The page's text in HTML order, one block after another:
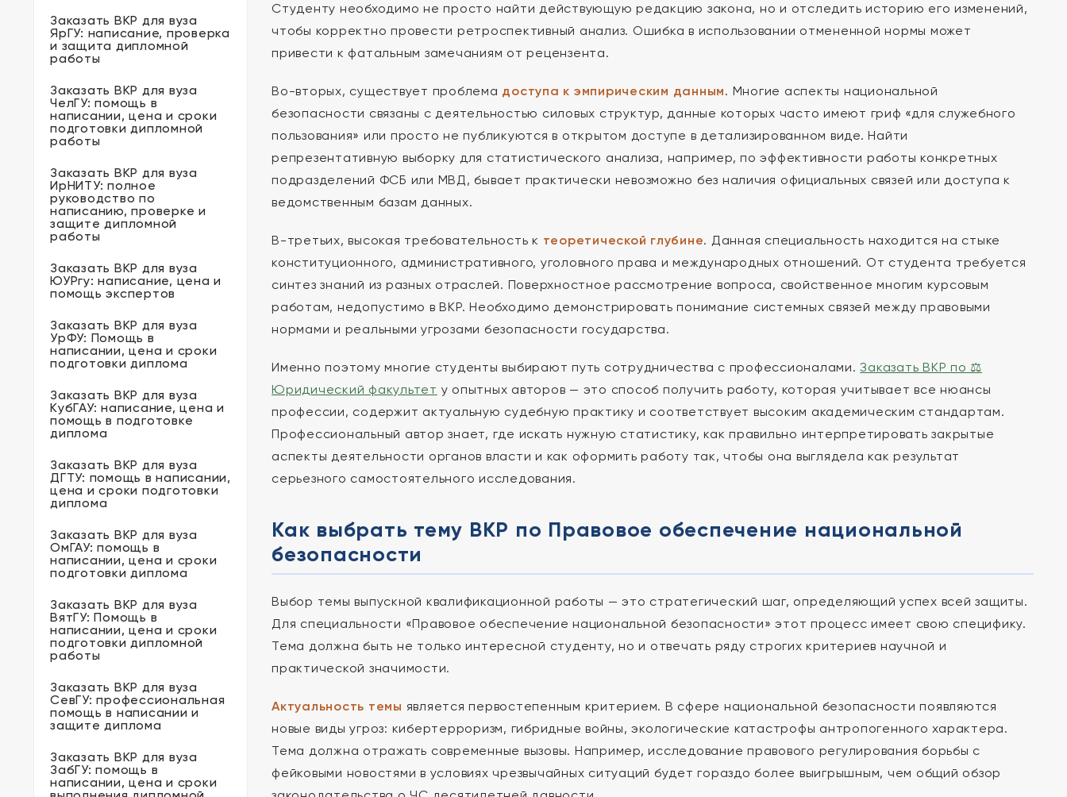
Заказать ВКР для вуза
ЯрГУ: написание, проверка
и защита дипломной
работы
Заказать ВКР для вуза
ЧелГУ: помощь в
написании, цена и сроки
подготовки дипломной
работы
Заказать ВКР для вуза
ИрНИТУ: полное
руководство по
написанию, проверке и
защите дипломной
работы
Заказать ВКР для вуза
ЮУРгу: написание, цена и
помощь экспертов
Заказать ВКР для вуза
УрФУ: Помощь в
написании, цена и сроки
подготовки диплома
Заказать ВКР для вуза
КубГАУ: написание, цена и
помощь в подготовке
диплома
Заказать ВКР для вуза
ДГТУ: помощь в написании,
цена и сроки подготовки
диплома
Заказать ВКР для вуза
ОмГАУ: помощь в
написании, цена и сроки
подготовки диплома
Заказать ВКР для вуза
ВятГУ: Помощь в
написании, цена и сроки
подготовки дипломной
работы
Заказать ВКР для вуза
СевГУ: профессиональная
помощь в написании и
защите диплома
Заказать ВКР для вуза
ЗабГУ: помощь в
написании, цена и сроки
Студенту необходимо не просто найти действующую редакцию закона, но и отследить историю его изменений,
чтобы корректно провести ретроспективный анализ. Ошибка в использовании отмененной нормы может
привести к фатальным замечаниям от рецензента.
Во-вторых, существует проблема доступа к эмпирическим данным. Многие аспекты национальной
безопасности связаны с деятельностью силовых структур, данные которых часто имеют гриф «для служебного
пользования» или просто не публикуются в открытом доступе в детализированном виде. Найти
репрезентативную выборку для статистического анализа, например, по эффективности работы конкретных
подразделений ФСБ или МВД, бывает практически невозможно без наличия официальных связей или доступа к
ведомственным базам данных.
В-третьих, высокая требовательность к теоретической глубине. Данная специальность находится на стыке
конституционного, административного, уголовного права и международных отношений. От студента требуется
синтез знаний из разных отраслей. Поверхностное рассмотрение вопроса, свойственное многим курсовым
работам, недопустимо в ВКР. Необходимо демонстрировать понимание системных связей между правовыми
нормами и реальными угрозами безопасности государства.
Именно поэтому многие студенты выбирают путь сотрудничества с профессионалами.Заказать ВКР по ⚖
Юридический факультет у опытных авторов — это способ получить работу, которая учитывает все нюансы
профессии, содержит актуальную судебную практику и соответствует высоким академическим стандартам.
Профессиональный автор знает, где искать нужную статистику, как правильно интерпретировать закрытые
аспекты деятельности органов власти и как оформить работу так, чтобы она выглядела как результат
серьезного самостоятельного исследования.
Как выбрать тему ВКР по Правовое обеспечение национальной
безопасности
Выбор темы выпускной квалификационной работы — это стратегический шаг, определяющий успех всей защиты.
Для специальности «Правовое обеспечение национальной безопасности» этот процесс имеет свою специфику.
Тема должна быть не только интересной студенту, но и отвечать ряду строгих критериев научной и
практической значимости.
Актуальность темы является первостепенным критерием. В сфере национальной безопасности появляются
новые виды угроз: кибертерроризм, гибридные войны, экологические катастрофы антропогенного характера.
Тема должна отражать современные вызовы. Например, исследование правового регулирования борьбы с
фейковыми новостями в условиях чрезвычайных ситуаций будет гораздо более выигрышным, чем общий обзор